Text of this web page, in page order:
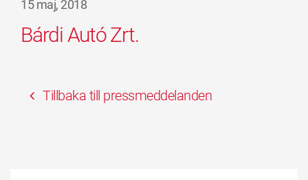
15 maj, 2018
Bárdi Autó Zrt.
Tillbaka till pressmeddelanden